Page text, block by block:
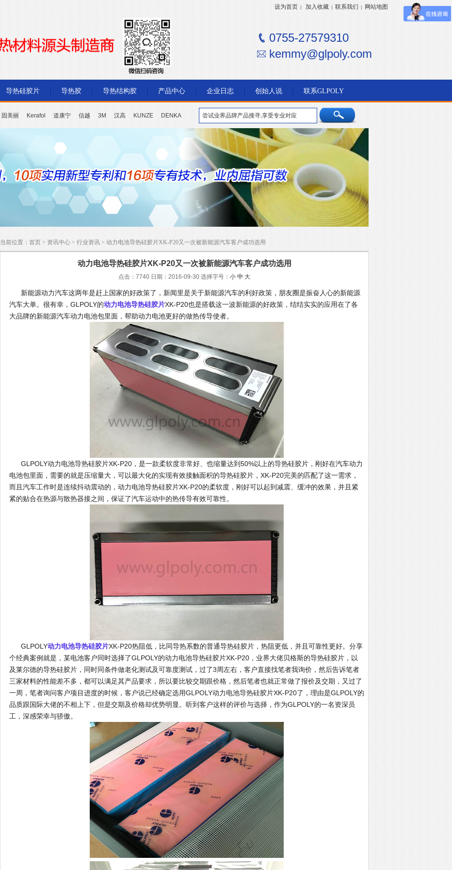
设为首页 | 加入收藏 | 联系我们 | 网站地图
0755-27579310
kemmy@glpoly.com
导热硅胶片 导热胶 导热结构胶 产品中心 企业日志 创始人说 联系GLPOLY
固美丽 Kerafol 道康宁 信越 3M 汉高 KUNZE DENKA
当前位置： 首页 > 资讯中心 > 行业资讯 > 动力电池导热硅胶片XK-P20又一次被新能源汽车客户成功选用
动力电池导热硅胶片XK-P20又一次被新能源汽车客户成功选用
点击：7740 日期：2016-09-30 选择字号： 小 中 大
新能源动力汽车这两年是赶上国家的好政策了，新闻里是关于新能源汽车的利好政策，朋友圈是振奋人心的新能源
汽车大单。很有幸，GLPOLY的动力电池导热硅胶片XK-P20也是搭载这一波新能源的好政策，结结实实的应用在了各
大品牌的新能源汽车动力电池包里面，帮助动力电池更好的做热传导使者。
GLPOLY动力电池导热硅胶片XK-P20，是一款柔软度非常好、也缩量达到50%以上的导热硅胶片，刚好在汽车动力
电池包里面，需要的就是压缩量大，可以最大化的实现有效接触面积的导热硅胶片，XK-P20完美的匹配了这一需求，
而且汽车工作时是连续抖动震动的，动力电池导热硅胶片XK-P20的柔软度，刚好可以起到减震、缓冲的效果，并且紧
紧的贴合在热源与散热器接之间，保证了汽车运动中的热传导有效可靠性。
GLPOLY动力电池导热硅胶片XK-P20热阻低，比同导热系数的普通导热硅胶片，热阻更低，并且可靠性更好。分享
个经典案例就是，某电池客户同时选择了GLPOLY的动力电池导热硅胶片XK-P20，业界大佬贝格斯的导热硅胶片，以
及莱尔德的导热硅胶片，同时同条件做老化测试及可靠度测试，过了3周左右，客户直接找笔者我询价，然后告诉笔者
三家材料的性能差不多，都可以满足其产品要求，所以要比较交期跟价格，然后笔者也就正常做了报价及交期，又过了
一周，笔者询问客户项目进度的时候，客户说已经确定选用GLPOLY动力电池导热硅胶片XK-P20了，理由是GLPOLY的
品质跟国际大佬的不相上下，但是交期及价格却优势明显。听到客户这样的评价与选择，作为GLPOLY的一名资深员
工，深感荣幸与骄傲。